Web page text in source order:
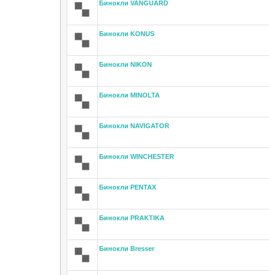
Бинокли VANGUARD
Бинокли KONUS
Бинокли NIKON
Бинокли MINOLTA
Бинокли NAVIGATOR
Бинокли WINCHESTER
Бинокли PENTAX
Бинокли PRAKTIKA
Бинокли Bresser